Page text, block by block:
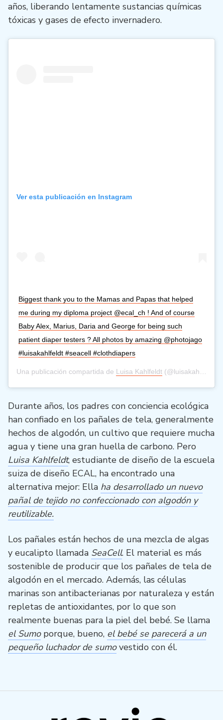
años, liberando lentamente sustancias químicas
tóxicas y gases de efecto invernadero.
Ver esta publicación en Instagram
Biggest thank you to the Mamas and Papas that helped
me during my diploma project @ecal_ch ! And of course
Baby Alex, Marius, Daria and George for being such
patient diaper testers ? All photos by amazing @photojago
#luisakahlfeldt #seacell #clothdiapers
Una publicación compartida de Luisa Kahlfeldt (@luisakahlfeldt) el
Durante años, los padres con conciencia ecológica
han confiado en los pañales de tela, generalmente
hechos de algodón, un cultivo que requiere mucha
agua y tiene una gran huella de carbono. Pero
Luisa Kahlfeldt, estudiante de diseño de la escuela
suiza de diseño ECAL, ha encontrado una
alternativa mejor: Ella ha desarrollado un nuevo
pañal de tejido no confeccionado con algodón y
reutilizable.
Los pañales están hechos de una mezcla de algas
y eucalipto llamada SeaCell. El material es más
sostenible de producir que los pañales de tela de
algodón en el mercado. Además, las células
marinas son antibacterianas por naturaleza y están
repletas de antioxidantes, por lo que son
realmente buenas para la piel del bebé. Se llama
el Sumoporque, bueno, el bebé se parecerá a un
pequeño luchador de sumovestido con él.